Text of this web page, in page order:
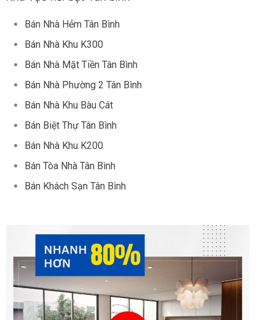
Bán Nhà Hẻm Tân Bình
Bán Nhà Khu K300
Bán Nhà Mặt Tiền Tân Bình
Bán Nhà Phường 2 Tân Bình
Bán Nhà Khu Bàu Cát
Bán Biệt Thự Tân Bình
Bán Nhà Khu K200
Bán Tòa Nhà Tân Bình
Bán Khách Sạn Tân Bình